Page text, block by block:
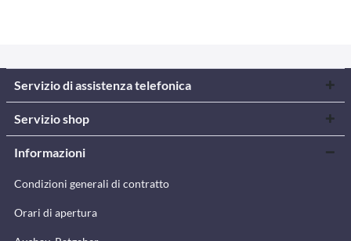
Servizio di assistenza telefonica
Servizio shop
Informazioni
Condizioni generali di contratto
Orari di apertura